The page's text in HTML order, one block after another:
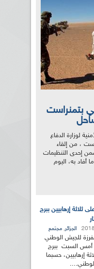
بتمنراست
لوزارة الدفاع
، من إلقاء
إحدى التنظيمات
أفاد به، اليوم
ثلاثة إرهابيين ببرج
الجزائر, مجتمع
للجيش الوطني
أمس السبت ببرج
إرهابيين، حسبما
الوطني....